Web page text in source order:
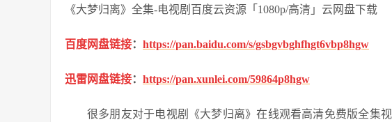
《大梦归离》全集-电视剧百度云资源「1080p/高清」云网盘下载
百度网盘链接： https://pan.baidu.com/s/gsbgvbghfhgt6vbp8hgw
迅雷网盘链接： https://pan.xunlei.com/59864p8hgw
很多朋友对于电视剧《大梦归离》在线观看高清免费版全集